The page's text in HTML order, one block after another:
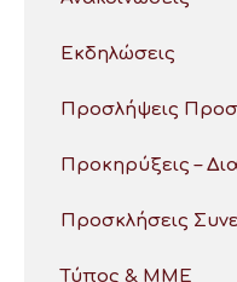
Εκδηλώσεις
Προσλήψεις
Προκηρύξεις –
Προσκλήσεις
Τύπος & ΜΜΕ